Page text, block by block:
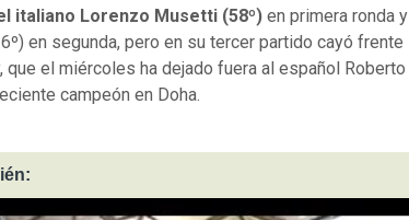
italiano Lorenzo Musetti (58º) en primera ronda y
en segunda, pero en su tercer partido cayó frente
el miércoles ha dejado fuera al español Roberto
campeón en Doha.